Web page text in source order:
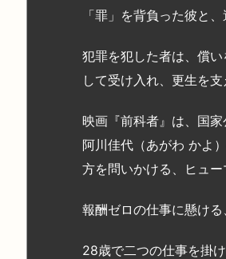
「罪」を背負った彼と
犯罪を犯した者は、償
して受け入れ、更生を
映画『前科者』は、国
阿川佳代（あがわ かよ
方を問いかける、ヒュー
報酬ゼロの仕事に懸ける
28歳で二つの仕事を掛